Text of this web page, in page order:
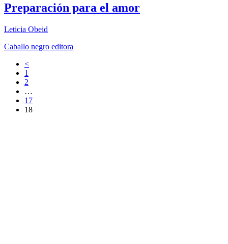
Preparación para el amor
Leticia Obeid
Caballo negro editora
<
1
2
…
17
18